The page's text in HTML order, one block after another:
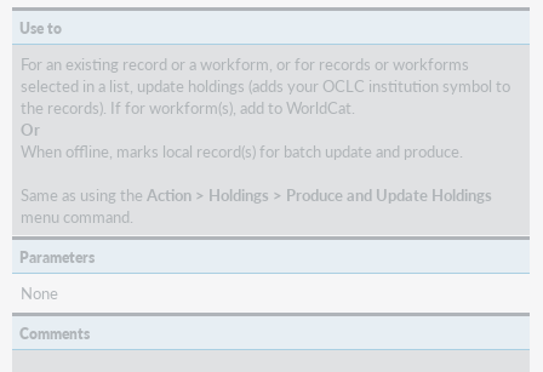
Use to
For an existing record or a workform, or for records or workforms
selected in a list, update holdings (adds your OCLC institution symbol to
the records). If for workform(s), add to WorldCat.
Or
When offline, marks local record(s) for batch update and produce.
Same as using the Action > Holdings > Produce and Update Holdings
menu command.
Parameters
None
Comments